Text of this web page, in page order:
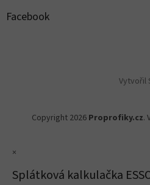
Facebook
Vytvořil
Copyright 2026 Proprofiky.cz.
×
Splátková kalkulačka